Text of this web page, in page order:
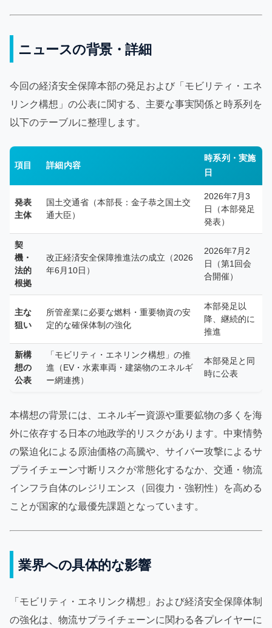
ニュースの背景・詳細
今回の経済安全保障本部の発足および「モビリティ・エネ
リンク構想」の公表に関する、主要な事実関係と時系列を
以下のテーブルに整理します。
項目 詳細内容
時系列・実施
日
発表
主体
国土交通省（本部長：金子恭之国土交
通大臣）
2026年7月3
日（本部発足
発表）
契
機・
法的
根拠
改正経済安全保障推進法の成立（2026
年6月10日）
2026年7月2
日（第1回会
合開催）
主な
狙い
所管産業に必要な燃料・重要物資の安
定的な確保体制の強化
本部発足以
降、継続的に
推進
新構
想の
公表
「モビリティ・エネリンク構想」の推
進（EV・水素車両・建築物のエネルギ
ー網連携）
本部発足と同
時に公表
本構想の背景には、エネルギー資源や重要鉱物の多くを海
外に依存する日本の地政学的リスクがあります。中東情勢
の緊迫化による原油価格の高騰や、サイバー攻撃によるサ
プライチェーン寸断リスクが常態化するなか、交通・物流
インフラ自体のレジリエンス（回復力・強靭性）を高める
ことが国家的な最優先課題となっています。
業界への具体的な影響
「モビリティ・エネリンク構想」および経済安全保障体制
の強化は、物流サプライチェーンに関わる各プレイヤーに